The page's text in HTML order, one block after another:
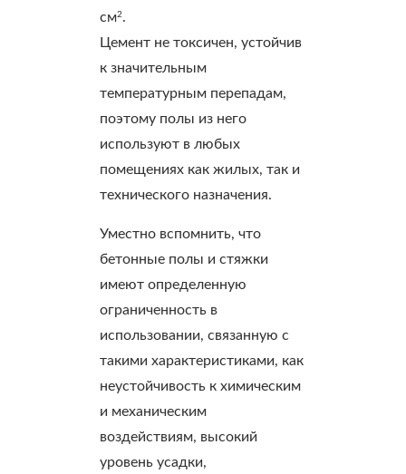
см2 .
Цемент не токсичен, устойчив
к значительным
температурным перепадам,
поэтому полы из него
используют в любых
помещениях как жилых, так и
технического назначения.
Уместно вспомнить, что
бетонные полы и стяжки
имеют определенную
ограниченность в
использовании, связанную с
такими характеристиками, как
неустойчивость к химическим
и механическим
воздействиям, высокий
уровень усадки,